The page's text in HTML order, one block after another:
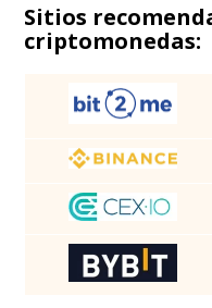
Sitios
criptomonedas: